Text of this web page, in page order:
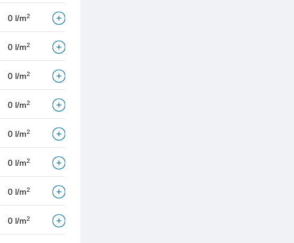
0 l/m2
0 l/m2
0 l/m2
0 l/m2
0 l/m2
0 l/m2
0 l/m2
0 l/m2